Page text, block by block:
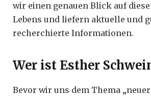
wir einen genauen Blick auf
Lebens und liefern aktuelle und
recherchierte Informationen.
Wer ist Esther
Bevor wir uns dem Thema